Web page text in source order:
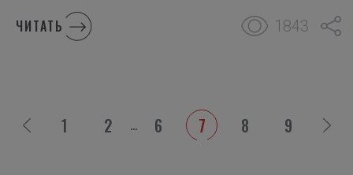
ЧИТАТЬ 1843
1 2 ... 6 7 8 9